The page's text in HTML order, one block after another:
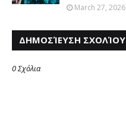
March 27, 2026
ΔΗΜΟΣΊΕΥΣΗ ΣΧΟΛΊΟΥ
0 Σχόλια